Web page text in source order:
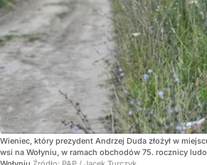
Wieniec, który prezydent Andrzej Duda złożył w
wsi na Wołyniu, w ramach obchodów 75. rocznicy